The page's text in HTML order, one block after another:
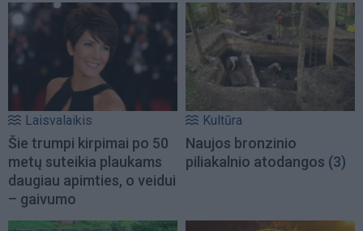
Laisvalaikis
Šie trumpi kirpimai po 50
metų suteikia plaukams
daugiau apimties, o veidui
– gaivumo
Kultūra
Naujos bronzinio
piliakalnio atodangos (3)